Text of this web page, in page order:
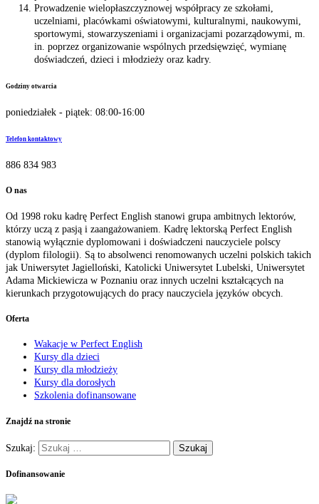
Prowadzenie wielopłaszczyznowej współpracy ze szkołami,
uczelniami, placówkami oświatowymi, kulturalnymi, naukowymi,
sportowymi, stowarzyszeniami i organizacjami pozarządowymi, m.
in. poprzez organizowanie wspólnych przedsięwzięć, wymianę
doświadczeń, dzieci i młodzieży oraz kadry.
Godziny otwarcia
poniedziałek - piątek: 08:00-16:00
Telefon kontaktowy
886 834 983
O nas
Od 1998 roku kadrę Perfect English stanowi grupa ambitnych lektorów,
którzy uczą z pasją i zaangażowaniem. Kadrę lektorską Perfect English
stanowią wyłącznie dyplomowani i doświadczeni nauczyciele polscy
(dyplom filologii). Są to absolwenci renomowanych uczelni polskich takich
jak Uniwersytet Jagielloński, Katolicki Uniwersytet Lubelski, Uniwersytet
Adama Mickiewicza w Poznaniu oraz innych uczelni kształcących na
kierunkach przygotowujących do pracy nauczyciela języków obcych.
Oferta
Wakacje w Perfect English
Kursy dla dzieci
Kursy dla młodzieży
Kursy dla dorosłych
Szkolenia dofinansowane
Znajdź na stronie
Szukaj:
Dofinansowanie